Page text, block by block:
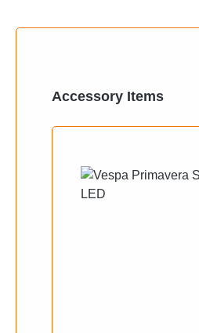
Produktgalerie
Accessory Items